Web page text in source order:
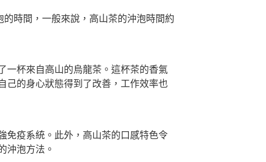
時間，一般來說，高山茶的沖泡時間約
一杯來自高山的烏龍茶。這杯茶的香氣
己的身心狀態得到了改善，工作效率也
免疫系統。此外，高山茶的口感特色令
沖泡方法。